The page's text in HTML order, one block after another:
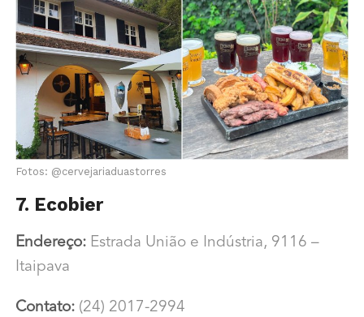
Fotos: @cervejariaduastorres
7. Ecobier
Endereço:Estrada União e Indústria, 9116 –
Itaipava
Contato:(24) 2017-2994